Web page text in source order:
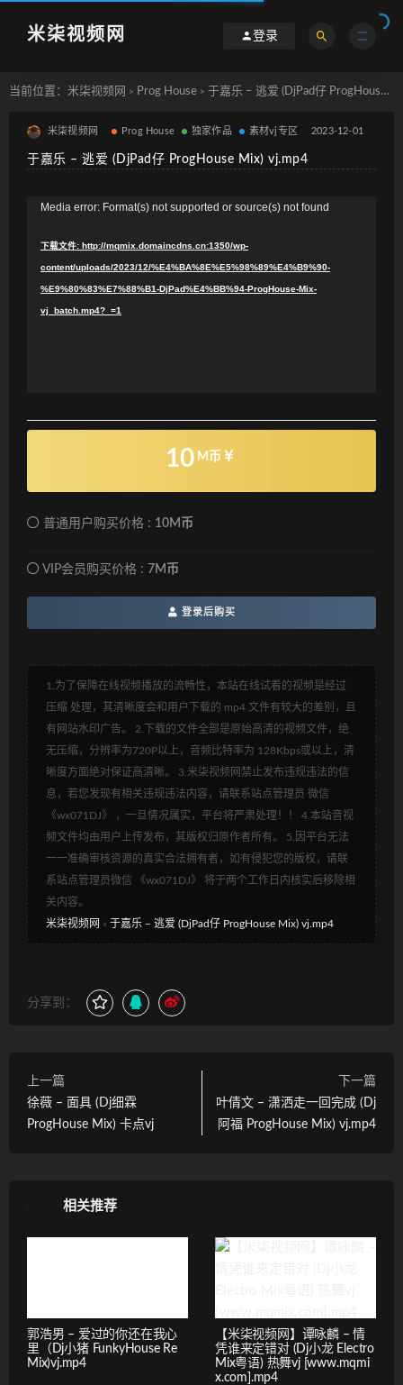
米柒视频网 登录
当前位置： 米柒视频网 > Prog House > 于嘉乐 – 逃爱 (DjPad仔 ProgHouse Mix) vj.mp4
米柒视频网 Prog House 独家作品 素材vj专区 2023-12-01
于嘉乐 – 逃爱 (DjPad仔 ProgHouse Mix) vj.mp4
Media error: Format(s) not supported or source(s) not found
下载文件: http://mqmix.domaincdns.cn:1350/wp-
content/uploads/2023/12/%E4%BA%8E%E5%98%89%E4%B9%90-
%E9%80%83%E7%88%B1-DjPad%E4%BB%94-ProgHouse-Mix-
vj_batch.mp4?_=1
10 M币
普通用户购买价格 : 10M币
VIP会员购买价格 : 7M币
登录后购买
1.为了保障在线视频播放的流畅性，本站在线试看的视频是经过
压缩 处理，其清晰度会和用户下载的 mp4 文件有较大的差别，且
有网站水印广告。 2.下载的文件全部是原始高清的视频文件，绝
无压缩，分辨率为720P以上，音频比特率为 128Kbps或以上，清
晰度方面绝对保证高清晰。 3.米柒视频网禁止发布违规违法的信
息，若您发现有相关违规违法内容，请联系站点管理员 微信
《wx071DJ》 ，一旦情况属实，平台将严肃处理！！ 4.本站音视
频文件均由用户上传发布，其版权归原作者所有。 5.因平台无法
一一准确审核资源的真实合法拥有者，如有侵犯您的版权，请联
系站点管理员微信 《wx071DJ》 将于两个工作日内核实后移除相
关内容。
米柒视频网 » 于嘉乐 – 逃爱 (DjPad仔 ProgHouse Mix) vj.mp4
分享到：
上一篇
徐薇 – 面具 (Dj细霖
ProgHouse Mix) 卡点vj
下一篇
叶倩文 – 潇洒走一回完成 (Dj
阿福 ProgHouse Mix) vj.mp4
相关推荐
郭浩男 – 爱过的你还在我心
里（Dj小猪 FunkyHouse Re
Mix)vj.mp4
【米柒视频网】谭咏麟 – 情
凭谁来定错对 (Dj小龙 Electro
Mix粤语) 热舞vj [www.mqmi
x.com].mp4